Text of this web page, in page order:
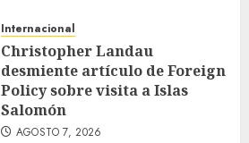
Internacional
Christopher Landau
desmiente artículo de Foreign
Policy sobre visita a Islas
Salomón
AGOSTO 7, 2026